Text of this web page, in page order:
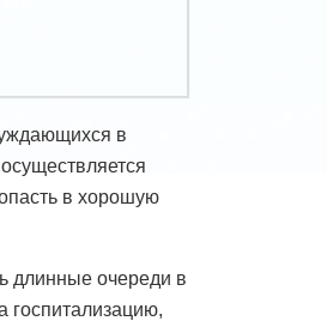
в
в хорошую
длинные очереди в
госпитализацию,